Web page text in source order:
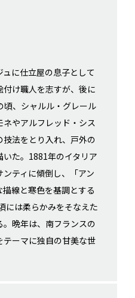
に仕立屋の息子として
け職人を志すが、後に
頃、シャルル・グレール
やアルフレッド・シス
技法をとり入れ、戸外の
た。1881年のイタリア
ティに傾倒し、「アン
線と寒色を基調とする
には柔らかみをそなえた
晩年は、南フランスの
ーマに独自の甘美な世